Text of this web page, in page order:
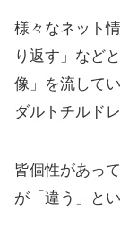
様々なネット
り返す」など
像」を流して
ダルトチルド
皆個性があっ
が「違う」と